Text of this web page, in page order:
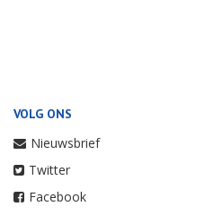
VOLG ONS
Nieuwsbrief
Twitter
Facebook